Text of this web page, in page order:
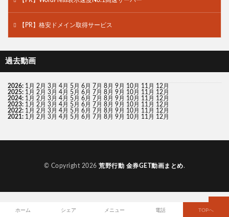
【PR】格安ドメイン取得サービス
過去動画
2026: 1月 2月 3月 4月 5月 6月 7月 8月 9月 10月 11月 12月
2025: 1月 2月 3月 4月 5月 6月 7月 8月 9月 10月 11月 12月
2024: 1月 2月 3月 4月 5月 6月 7月 8月 9月 10月 11月 12月
2023: 1月 2月 3月 4月 5月 6月 7月 8月 9月 10月 11月 12月
2022: 1月 2月 3月 4月 5月 6月 7月 8月 9月 10月 11月 12月
2021: 1月 2月 3月 4月 5月 6月 7月 8月 9月 10月 11月 12月
© Copyright 2026荒野行動 金券GET動画まとめ.
ホーム シェア メニュー 電話 TOPへ